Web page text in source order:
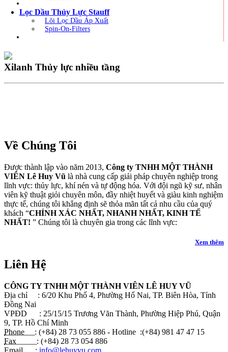
Lọc Dầu Thủy Lực Stauff
Lõi Lọc Dầu Áp Xuất
Spin-On-Filters
Xilanh Thủy lực nhiều tầng
Về Chúng Tôi
Được thành lập vào năm 2013, Công ty TNHH MỘT THÀNH
VIÊN Lê Huy Vũ là nhà cung cấp giải pháp chuyên nghiệp trong
lĩnh vực: thủy lực, khí nén và tự động hóa. Với đội ngũ kỹ sư, nhân
viên kỹ thuật giỏi chuyên môn, đầy nhiệt huyết và giàu kinh nghiệm
thực tế, chúng tôi khẳng định sẽ thỏa mãn tất cả nhu cầu của quý
khách “CHÍNH XÁC NHẤT, NHANH NHẤT, KINH TẾ
NHẤT! ” Chúng tôi là chuyên gia trong các lĩnh vực:
Xem thêm
Liên Hệ
CÔNG TY TNHH MỘT THÀNH VIÊN LÊ HUY VŨ
Địa chỉ : 6/20 Khu Phố 4, Phường Hố Nai, TP. Biên Hòa, Tỉnh
Đồng Nai
VPĐD : 25/15/15 Trương Văn Thành, Phường Hiệp Phú, Quận
9, TP. Hồ Chí Minh
Phone : (+84) 28 73 055 886 - Hotline :(+84) 981 47 47 15
Fax : (+84) 28 73 054 886
Email : info@lehuyvu.com